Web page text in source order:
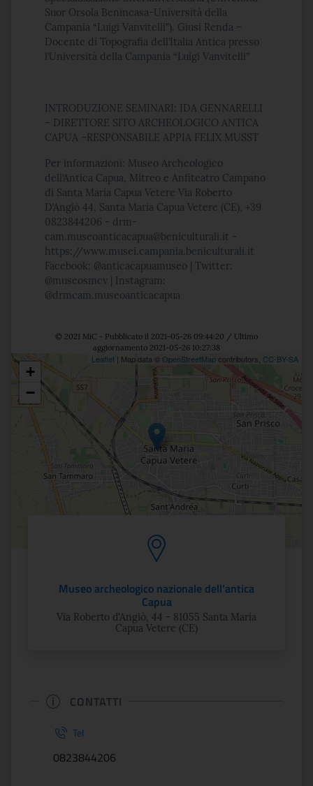
Suor Orsola Benincasa-Università della
Campania “Luigi Vanvitelli”). Giusi Renda –
Docente di Topografia dell’Italia Antica presso
l’Università della Campania “Luigi Vanvitelli”
INTRODUZIONE SEMINARI: IDA GENNARELLI
– DIRETTORE SITO ARCHEOLOGICO ANTICA
CAPUA –RESPONSABILE APPIA FELIX MUSST
Per informazioni: Museo Archeologico
dell’Antica Capua, Mitreo e Anfiteatro Campano
di Santa Maria Capua Vetere Via Roberto
D’Angiò 44, Santa Maria Capua Vetere (CE), +39
0823844206 - drm-
cam.museoanticacapua@beniculturali.it -
https://www.musei.campania.beniculturali.it
Facebook: @anticacapuamuseo | Twitter:
@museosmcv | Instagram:
@drmcam.museoanticacapua
© 2021 MiC - Pubblicato il 2021-05-26 09:44:20 / Ultimo
aggiornamento 2021-05-26 10:27:38
Posizione
+
−
Leaflet | Map data © OpenStreetMap contributors, CC-BY-SA
Museo archeologico nazionale dell’antica
Capua
Via Roberto d'Angiò, 44 - 81055 Santa Maria
Capua Vetere (CE)
CONTATTI
Tel
0823844206